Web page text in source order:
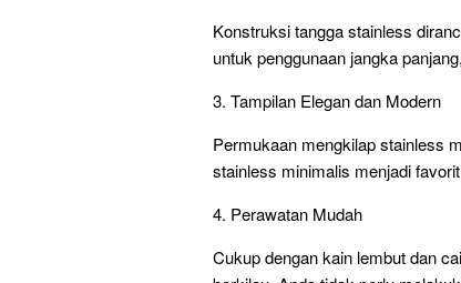
Konstruksi tangga stainless
untuk penggunaan jangka
3. Tampilan Elegan dan Modern
Permukaan mengkilap stainless
stainless minimalis menjadi
4. Perawatan Mudah
Cukup dengan kain lembut dan